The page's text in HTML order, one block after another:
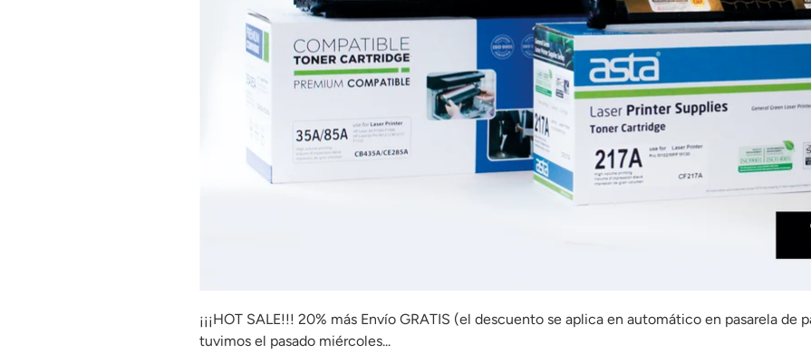
¡¡¡HOT SALE!!! 20% más Envío GRATIS (el descuento se aplica en automático en pasarela de
tuvimos el pasado miércoles...